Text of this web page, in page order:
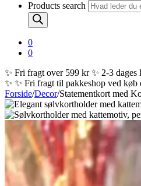
Products search
0
0
✨ Fri fragt over 599 kr ✨ 2-3
✨ ✨ Fri fragt til pakkeshop ved køb
Forside/Decor/Statementkort med